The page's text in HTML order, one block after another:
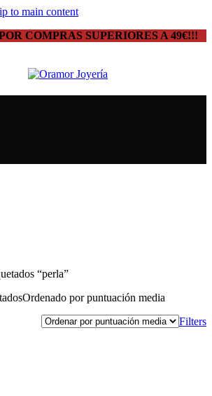
to main content
COMPRAS SUPERIORES A 49€!!!
“perla”
Ordenado por puntuación media
Filters